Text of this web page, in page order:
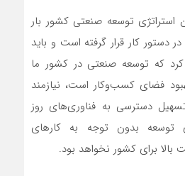
استراتژی توسعه صنعتی کشور بار
دستور کار قرار گرفته است و باید
کرد که توسعه صنعتی در کشور ما
فضای کسب‌وکار است، نیازمند
دسترسی به فناوری‌های روز
توسعه بدون توجه به کارهای
بالا برای کشور نخواهد بود.